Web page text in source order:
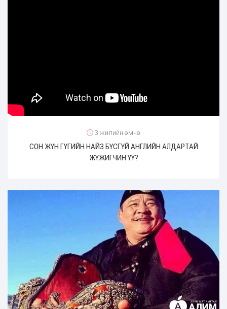
3 жилийн өмнө
СОН ЖҮН ГҮГИЙН НАЙЗ БҮСГҮЙ АНГЛИЙН АЛДАРТАЙ
ЖҮЖИГЧИН ҮҮ?